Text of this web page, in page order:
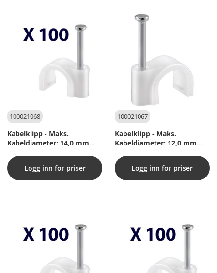
100021068
Kabelklipp - Maks.
Kabeldiameter: 14,0 mm
Logg inn for priser
100021067
Kabelklipp - Maks.
Kabeldiameter: 12,0 mm
Logg inn for priser